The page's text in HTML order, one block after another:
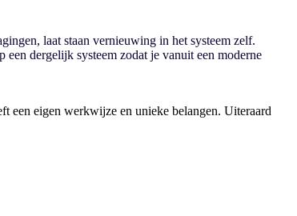
laat staan vernieuwing in het systeem zelf.
dergelijk systeem zodat je vanuit een moderne
een eigen werkwijze en unieke belangen. Uiteraard